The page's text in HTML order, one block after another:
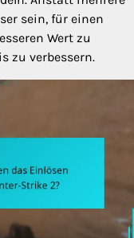
sein, für einen
Wert zu
zu verbessern.